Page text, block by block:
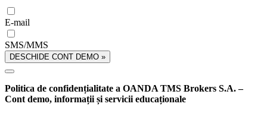
E-mail
SMS/MMS
DESCHIDE CONT DEMO »
Politica de confidențialitate a OANDA TMS Brokers S.A. –
Cont demo, informații și servicii educaționale